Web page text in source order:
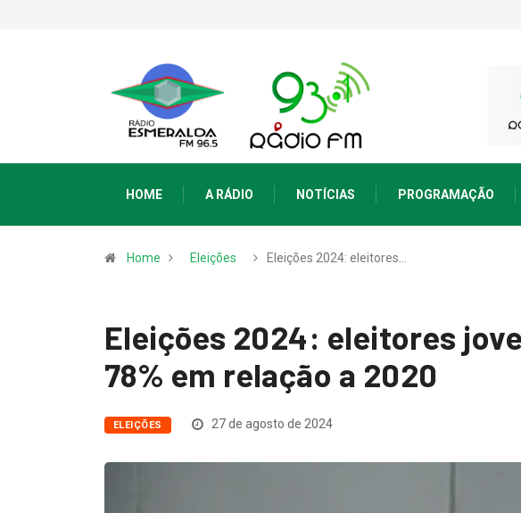
HOME A RÁDIO NOTÍCIAS PROGRAMAÇÃO
Home Eleições Eleições 2024: eleitores…
Eleições 2024: eleitores
78% em relação a 2020
ELEIÇÕES 27 de agosto de 2024